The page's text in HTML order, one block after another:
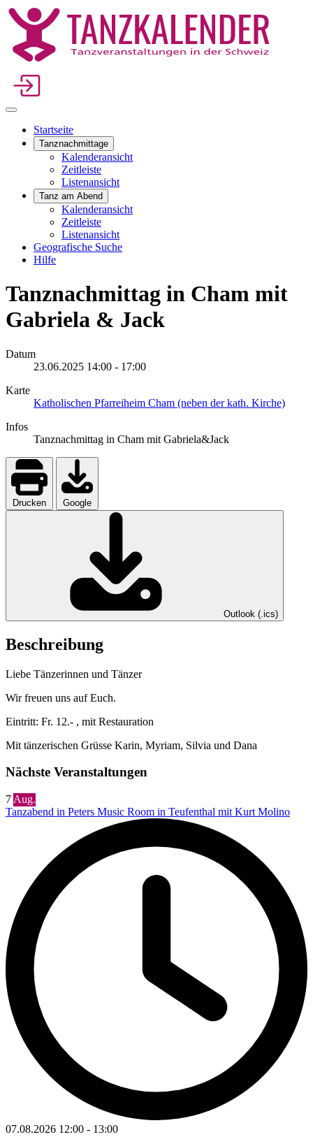
Startseite
Tanznachmittage
Kalenderansicht
Zeitleiste
Listenansicht
Tanz am Abend
Kalenderansicht
Zeitleiste
Listenansicht
Geografische Suche
Hilfe
Tanznachmittag in Cham mit
Gabriela & Jack
Datum
23.06.2025 14:00 - 17:00
Karte
Katholischen Pfarreiheim Cham (neben der kath. Kirche)
Infos
Tanznachmittag in Cham mit Gabriela&Jack
Drucken Google
Outlook (.ics)
Beschreibung
Liebe Tänzerinnen und Tänzer
Wir freuen uns auf Euch.
Eintritt: Fr. 12.- , mit Restauration
Mit tänzerischen Grüsse Karin, Myriam, Silvia und Dana
Nächste Veranstaltungen
7 Aug.
Tanzabend in Peters Music Room in Teufenthal mit Kurt Molino
07.08.2026 12:00 - 13:00